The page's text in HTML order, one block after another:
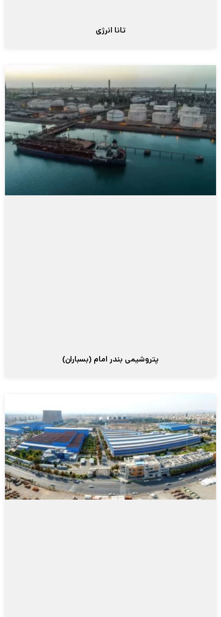
تانا انرژی
پتروشیمی بندر امام (بسباران)